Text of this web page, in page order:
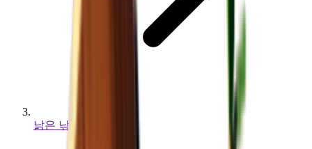
낡은 낚싯대